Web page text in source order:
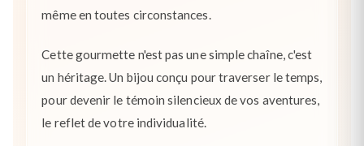
même en toutes circonstances.
Cette gourmette n'est pas une simple chaîne, c'est
un héritage. Un bijou conçu pour traverser le temps,
pour devenir le témoin silencieux de vos aventures,
le reflet de votre individualité.